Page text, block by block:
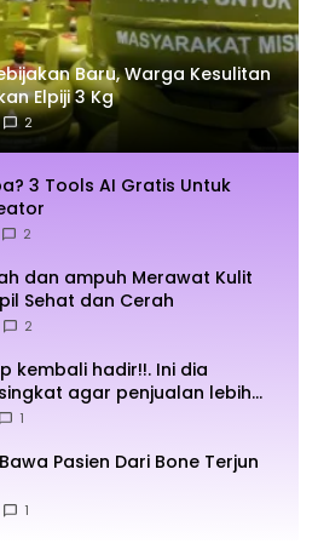
Baru, Warga Kesulitan
Elpiji 3 Kg
2
3 Tools AI Gratis Untuk
2
dan ampuh Merawat Kulit
Sehat dan Cerah
2
kembali hadir!!. Ini dia
agar penjualan lebih
1
Pasien Dari Bone Terjun
1